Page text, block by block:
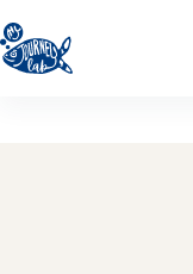
至
主